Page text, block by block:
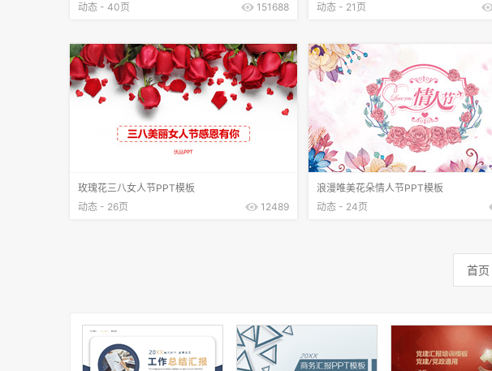
动态 - 40页
151688
动态 - 21页
玫瑰花三八女人节PPT模板
动态 - 26页
12489
浪漫唯美花朵情人节PPT模板
动态 - 24页
首页